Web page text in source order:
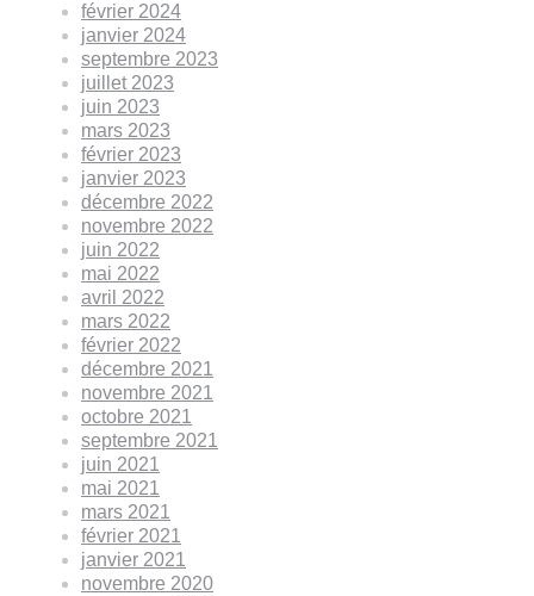
février 2024
janvier 2024
septembre 2023
juillet 2023
juin 2023
mars 2023
février 2023
janvier 2023
décembre 2022
novembre 2022
juin 2022
mai 2022
avril 2022
mars 2022
février 2022
décembre 2021
novembre 2021
octobre 2021
septembre 2021
juin 2021
mai 2021
mars 2021
février 2021
janvier 2021
novembre 2020